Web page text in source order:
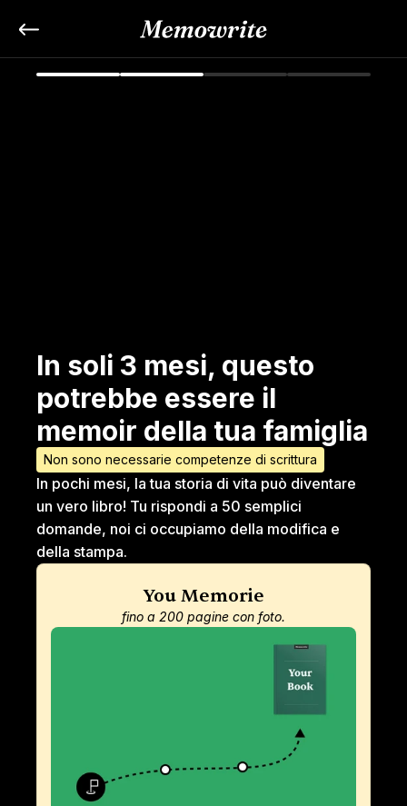
In soli 3 mesi, questo
potrebbe essere il
memoir della tua famiglia
Non sono necessarie competenze di scrittura
In pochi mesi, la tua storia di vita può diventare
un vero libro! Tu rispondi a 50 semplici
domande, noi ci occupiamo della modifica e
della stampa.
You Memorie
fino a 200 pagine con foto.